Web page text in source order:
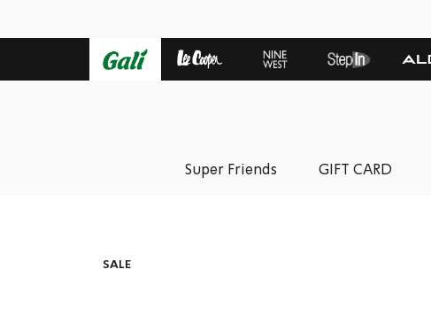
GIFT CARD
Super Friends
SALE